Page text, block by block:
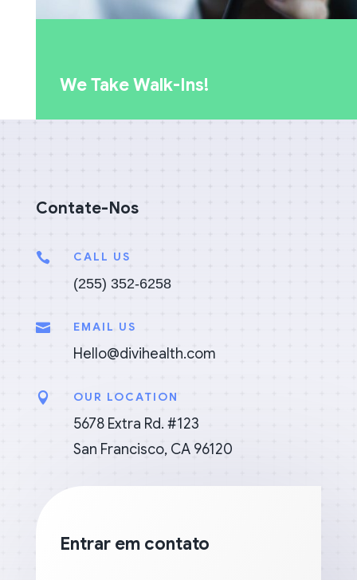
We Take Walk-Ins!
Contate-Nos
 CALL US
(255) 352-6258
 EMAIL US
Hello@divihealth.com
 OUR LOCATION
5678 Extra Rd. #123
San Francisco, CA 96120
Entrar em contato